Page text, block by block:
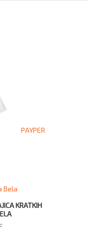
PAYPER
Bela
KRATKIH